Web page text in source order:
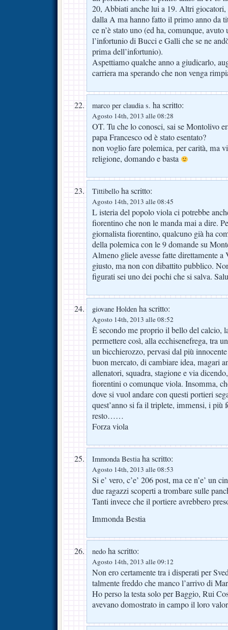
20, Abbiati anche lui a 19. Altri
dalla A ma hanno fatto il primo anno da
ce n’è stato uno (ed ha, comunque,
l’infortunio di Bucci e Galli che se ne
prima dell’infortunio).
Aspettiamo qualche anno a giudicarlo,
carriera ma sperando che non venga
marco per claudia s. ha scritto:
Agosto 14th, 2013 alle 08:28
OT. Tu che lo conosci, sai se Montolivo
papa Francesco od è stato esentato?
non voglio fare polemica, per carità, ma
religione, domando e basta
Tittibello ha scritto:
Agosto 14th, 2013 alle 08:45
L isteria del popolo viola ci potrebbe
fiorentino che non le manda mai a dire.
giornalista fiorentino, qualcuno già ha
della polemica con le 9 domande su
Almeno gliele avesse fatte direttamente a
giusto, ma non con dibattito pubblico.
figurati sei uno dei pochi che si salva.
giovane Holden ha scritto:
Agosto 14th, 2013 alle 08:52
È secondo me proprio il bello del calcio,
permettere così, alla ecchisenefrega, tra
un bicchierozzo, pervasi dal più
buon mercato, di cambiare idea, magari
allenatori, squadra, stagione e via
fiorentini o comunque viola. Insomma,
dove si vuol andare con questi portieri
quest’anno si fa il triplete, immensi, i più
resto……
Forza viola
Immonda Bestiaha scritto:
Agosto 14th, 2013 alle 08:53
Si e’ vero, c’e’ 206 post, ma ce n’e’ un
due ragazzi scoperti a trombare sulle
Tanti invece che il portiere avrebbero
Immonda Bestia
nedo ha scritto:
Agosto 14th, 2013 alle 09:12
Non ero certamente tra i disperati per
talmente freddo che manco l’arrivo di
Ho perso la testa solo per Baggio, Rui
avevano domostrato in campo il loro